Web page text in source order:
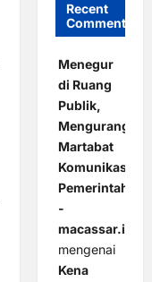
Recent
Comments
Menegur
di Ruang
Publik,
Mengurangi
Martabat
Komunikasi
Pemerintahan
-
macassar.id
mengenai
Kena